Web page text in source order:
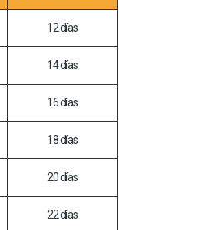
12 días
14 días
16 días
18 días
20 días
22 días